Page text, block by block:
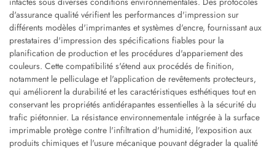
d'assurance qualité vérifient les performances d'impression sur
différents modèles d'imprimantes et systèmes d'encre, fournissant aux
prestataires d'impression des spécifications fiables pour la
planification de production et les procédures d'appariement des
couleurs. Cette compatibilité s'étend aux procédés de finition,
notamment le pelliculage et l'application de revêtements protecteurs,
qui améliorent la durabilité et les caractéristiques esthétiques tout en
conservant les propriétés antidérapantes essentielles à la sécurité du
trafic piétonnier. La résistance environnementale intégrée à la surface
imprimable protège contre l'infiltration d'humidité, l'exposition aux
produits chimiques et l'usure mécanique pouvant dégrader la qualité